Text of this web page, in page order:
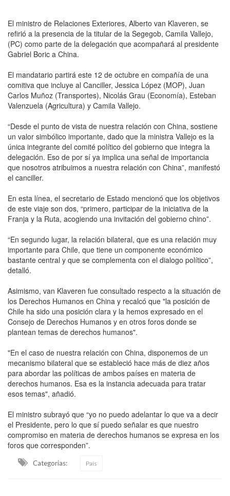
El ministro de Relaciones Exteriores, Alberto van Klaveren, se
refirió a la presencia de la titular de la Segegob, Camila Vallejo,
(PC) como parte de la delegación que acompañará al presidente
Gabriel Boric a China.
El mandatario partirá este 12 de octubre en compañía de una
comitiva que incluye al Canciller, Jessica López (MOP), Juan
Carlos Muñoz (Transportes), Nicolás Grau (Economía), Esteban
Valenzuela (Agricultura) y Camila Vallejo.
“Desde el punto de vista de nuestra relación con China, sostiene
un valor simbólico importante, dado que la ministra Vallejo es la
única integrante del comité político del gobierno que integra la
delegación. Eso de por sí ya implica una señal de importancia
que nosotros atribuimos a nuestra relación con China”, manifestó
el canciller.
En esta línea, el secretario de Estado mencionó que los objetivos
de este viaje son dos, “primero, participar de la iniciativa de la
Franja y la Ruta, acogiendo una invitación del gobierno chino”.
“En segundo lugar, la relación bilateral, que es una relación muy
importante para Chile, que tiene un componente económico
bastante central y que se complementa con el dialogo político”,
detalló.
Asimismo, van Klaveren fue consultado respecto a la situación de
los Derechos Humanos en China y recalcó que "la posición de
Chile ha sido una posición clara y la hemos expresado en el
Consejo de Derechos Humanos y en otros foros donde se
plantean temas de derechos humanos".
"En el caso de nuestra relación con China, disponemos de un
mecanismo bilateral que se estableció hace más de diez años
para abordar las políticas de ambos países en materia de
derechos humanos. Esa es la instancia adecuada para tratar
esos temas", añadió.
El ministro subrayó que “yo no puedo adelantar lo que va a decir
el Presidente, pero lo que sí puedo señalar es que nuestro
compromiso en materia de derechos humanos se expresa en los
foros que corresponden”.
Categorias: País